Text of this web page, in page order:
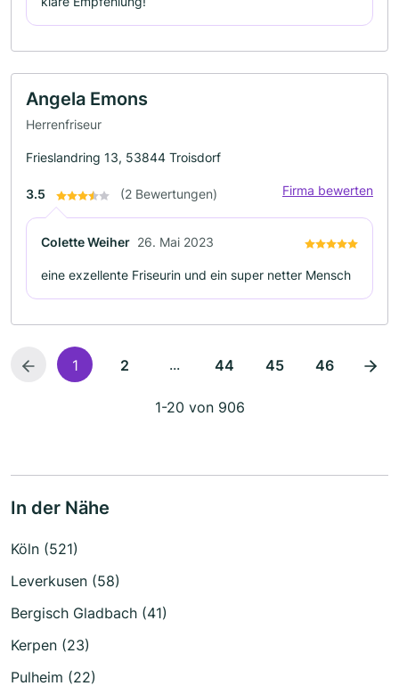
Angela Emons
Herrenfriseur
Frieslandring 13, 53844 Troisdorf
3.5 (2 Bewertungen) Firma bewerten
Colette Weiher 26. Mai 2023
eine exzellente Friseurin und ein super netter Mensch
1 2 ... 44 45 46
1-20 von 906
In der Nähe
Köln (521)
Leverkusen (58)
Bergisch Gladbach (41)
Kerpen (23)
Pulheim (22)